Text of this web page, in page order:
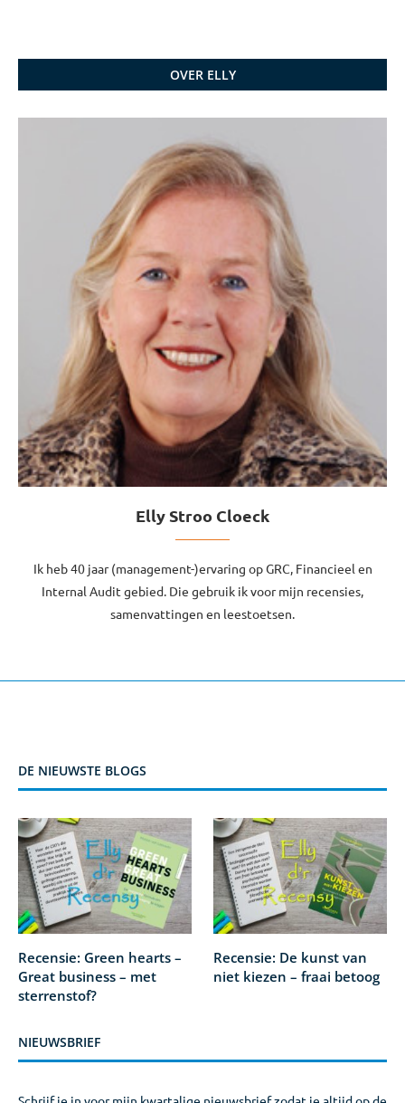
OVER ELLY
Elly Stroo Cloeck
Ik heb 40 jaar (management-)ervaring op GRC, Financieel en
Internal Audit gebied. Die gebruik ik voor mijn recensies,
samenvattingen en leestoetsen.
DE NIEUWSTE BLOGS
Recensie: Green hearts –
Great business – met
sterrenstof?
Recensie: De kunst van
niet kiezen – fraai betoog
NIEUWSBRIEF